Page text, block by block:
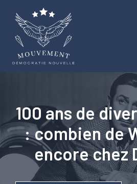
contenu
100 ans de
: combien de
encore chez